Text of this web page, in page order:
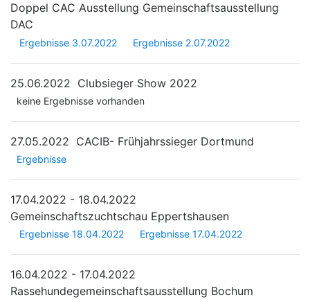
Doppel CAC Ausstellung Gemeinschaftsausstellung
DAC
Ergebnisse 3.07.2022 Ergebnisse 2.07.2022
25.06.2022 Clubsieger Show 2022
keine Ergebnisse vorhanden
27.05.2022 CACIB- Frühjahrssieger Dortmund
Ergebnisse
17.04.2022 - 18.04.2022
Gemeinschaftszuchtschau Eppertshausen
Ergebnisse 18.04.2022 Ergebnisse 17.04.2022
16.04.2022 - 17.04.2022
Rassehundegemeinschaftsausstellung Bochum